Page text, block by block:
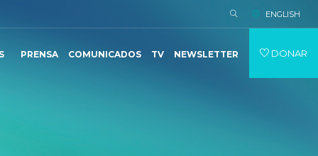
ENGLISH
PRENSA COMUNICADOS TV NEWSLETTER DONAR